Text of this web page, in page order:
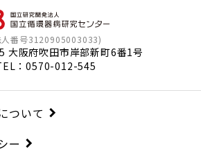
人番号3120905003033)
大阪府吹田市岸部新町6番1号
：0570-012-545
ついて
ー